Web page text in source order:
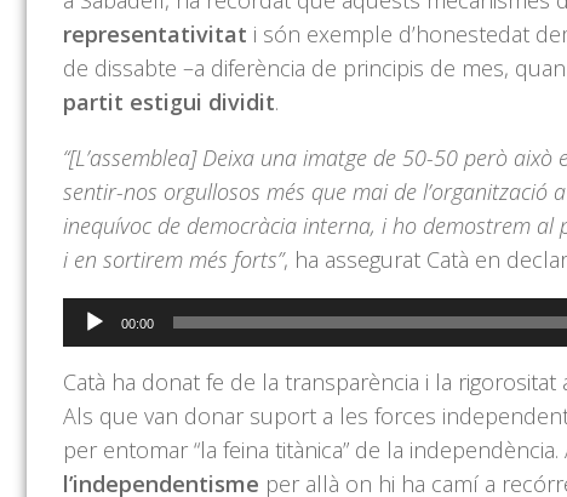
representativitat i són exemple d’honestedat
de dissabte –a diferència de principis de mes,
partit estigui dividit.
“[L’assemblea] Deixa una imatge de 50-50 però
sentir-nos orgullosos més que mai de
inequívoc de democràcia interna, i ho demostrem
i en sortirem més forts”, ha assegurat Catà en
Reproductor
d'àudio
00:00
Catà ha donat fe de la transparència i la
Als que van donar suport a les forces
per entomar “la feina titànica” de la
l’independentisme per allà on hi ha camí a